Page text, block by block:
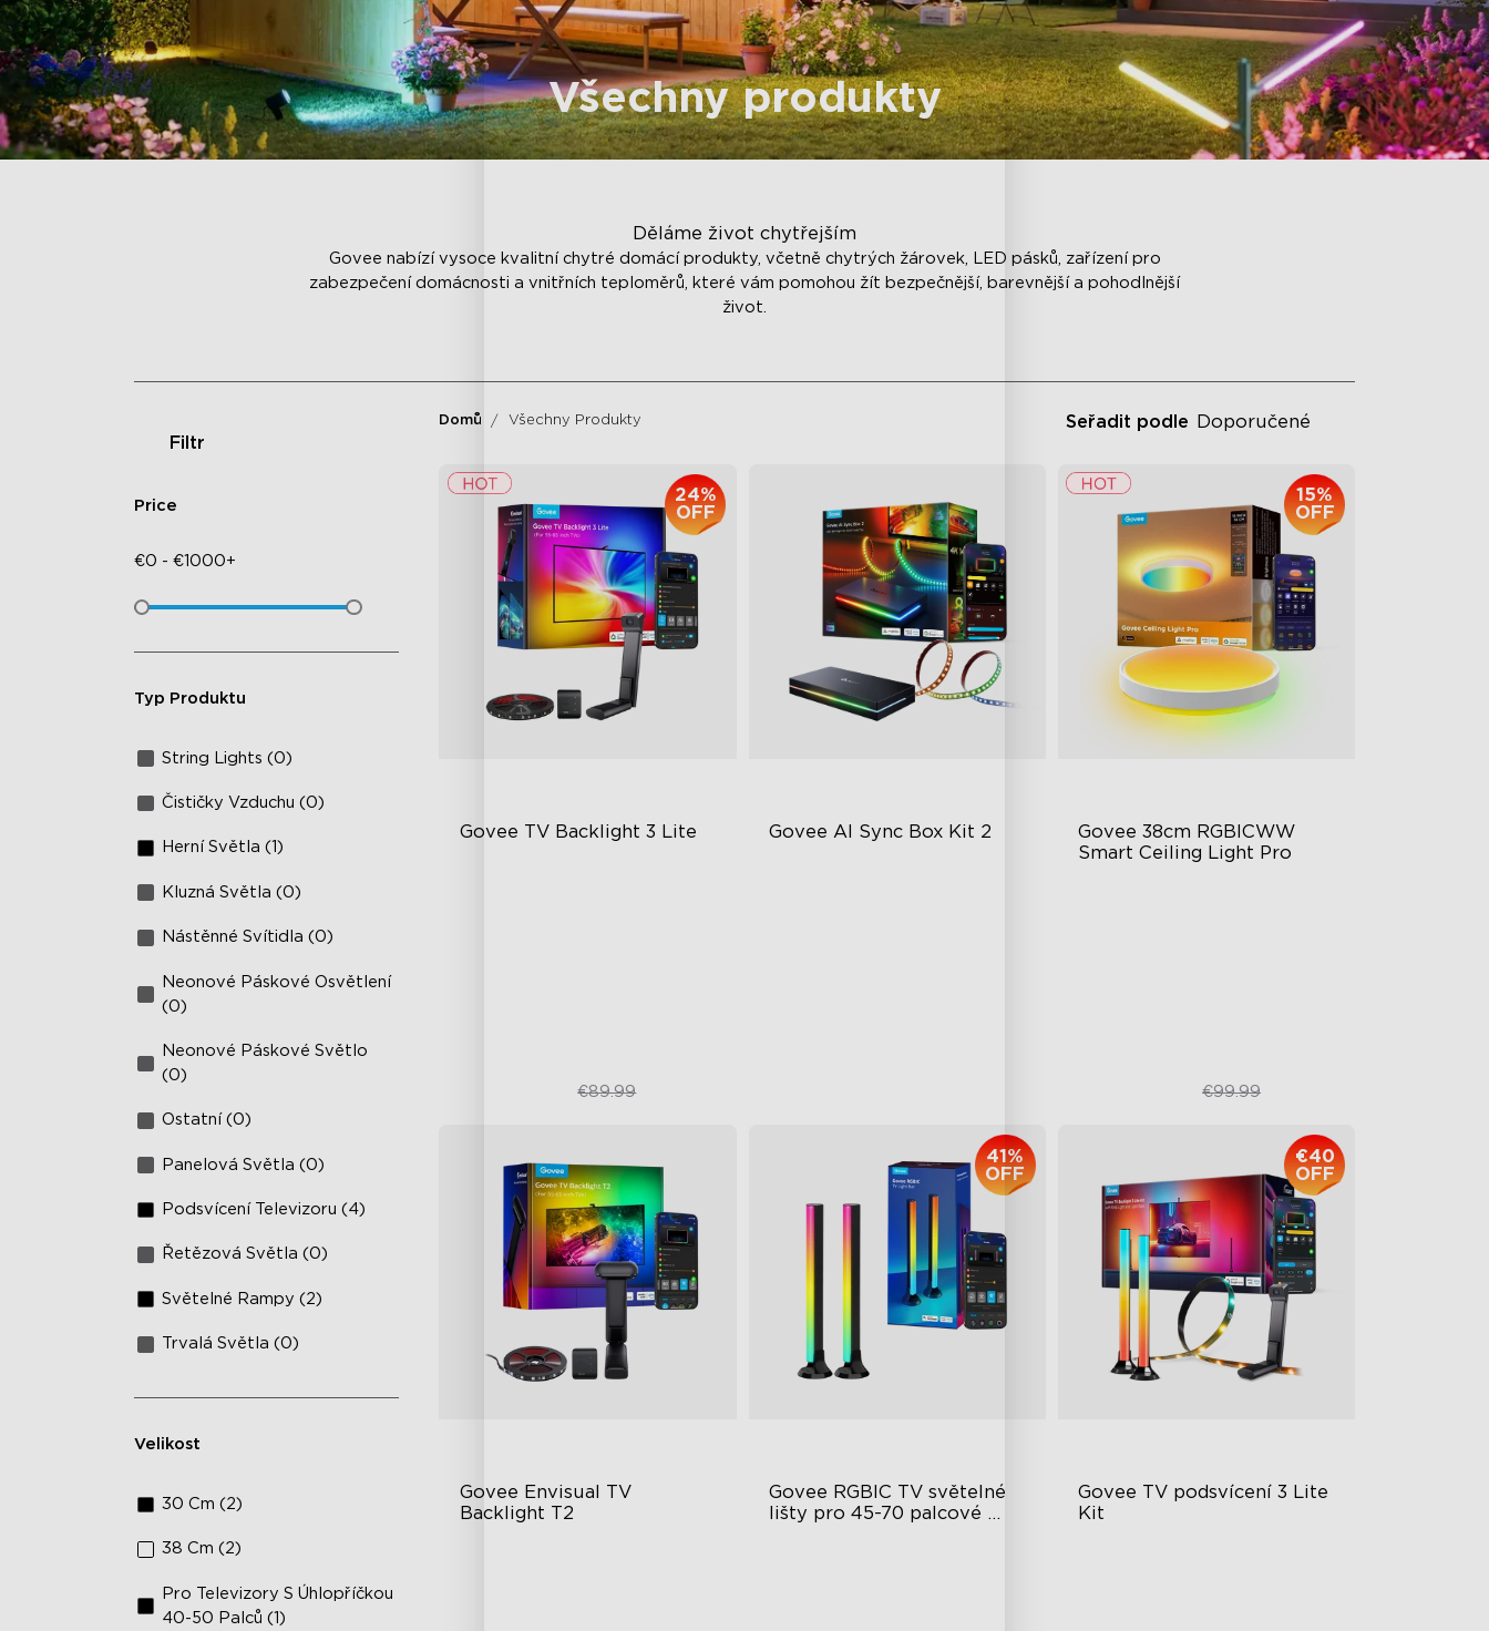
Všechny produkty
Děláme život chytřejším
Govee nabízí vysoce kvalitní chytré domácí produkty, včetně chytrých žárovek, LED pásků, zařízení pro
zabezpečení domácnosti a vnitřních teploměrů, které vám pomohou žít bezpečnější, barevnější a pohodlnější
život.
Filtr
Price
€0 - €1000+
Typ Produktu
String Lights (0)
Čističky Vzduchu (0)
Herní Světla (1)
Kluzná Světla (0)
Nástěnné Svítidla (0)
Neonové Páskové Osvětlení
(0)
Neonové Páskové Světlo
(0)
Ostatní (0)
Panelová Světla (0)
Podsvícení Televizoru (4)
Řetězová Světla (0)
Světelné Rampy (2)
Trvalá Světla (0)
Velikost
30 Cm (2)
38 Cm (2)
Pro Televizory S Úhlopříčkou
40-50 Palců (1)
Domů Všechny Produkty Seřadit podle Doporučené
Govee TV Backlight 3 Lite
24%
OFF
€67.50€89.99
Govee AI Sync Box Kit 2
Govee 38cm RGBICWW
Smart Ceiling Light Pro
15%
OFF
€84.99€99.99
Govee Envisual TV
Backlight T2
Govee RGBIC TV světelné
lišty pro 45-70 palcové
41%
OFF
Govee TV podsvícení 3 Lite
Kit
€40
OFF